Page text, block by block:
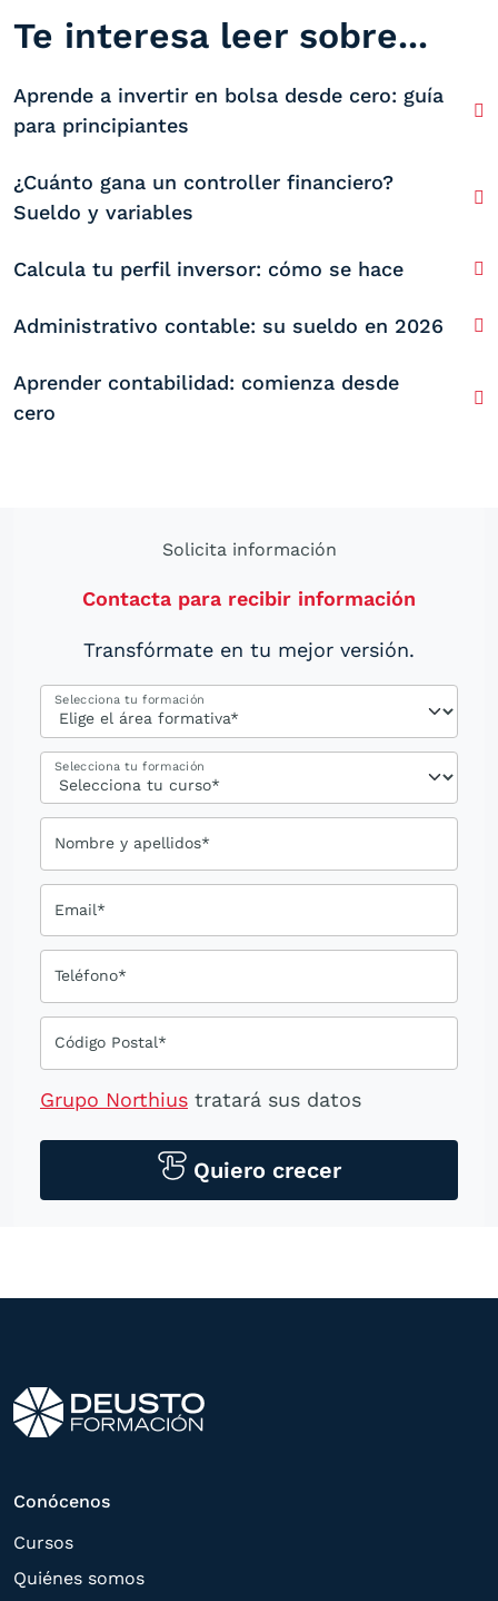
Te interesa leer sobre...
Aprende a invertir en bolsa desde cero: guía
para principiantes
¿Cuánto gana un controller financiero?
Sueldo y variables
Calcula tu perfil inversor: cómo se hace
Administrativo contable: su sueldo en 2026
Aprender contabilidad: comienza desde
cero
Solicita información
Contacta para recibir información
Transfórmate en tu mejor versión.
Selecciona tu formación
Selecciona tu formación
Nombre y apellidos*
Email*
Teléfono*
Código Postal*
Grupo Northius tratará sus datos
tecnológicos, incluso aplicaciones de
mensajería instantánea, con el fin de
otros directamente relacionados con el
correspondiente. Compartiremos su
solicitud con las empresas que conforman
estas puedan hacerle llegar la mejor
oferta de productos y servicios de acuerdo
a su petición. Quedan reconocidos los
Quiero crecer
Conócenos
Cursos
Quiénes somos